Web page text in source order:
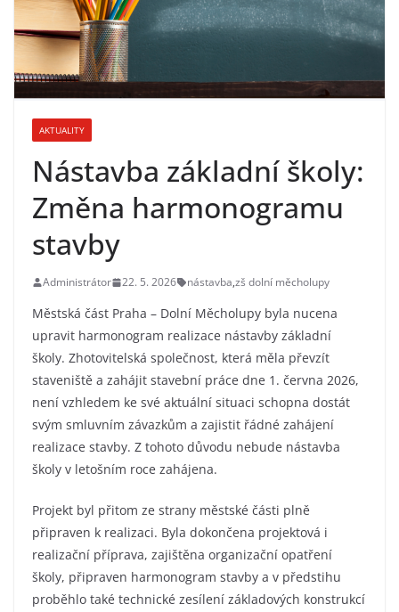
AKTUALITY
Nástavba základní školy:
Změna harmonogramu
stavby
Administrátor 22. 5. 2026 nástavba,zš dolní měcholupy
Městská část Praha – Dolní Měcholupy byla nucena
upravit harmonogram realizace nástavby základní
školy. Zhotovitelská společnost, která měla převzít
staveniště a zahájit stavební práce dne 1. června 2026,
není vzhledem ke své aktuální situaci schopna dostát
svým smluvním závazkům a zajistit řádné zahájení
realizace stavby. Z tohoto důvodu nebude nástavba
školy v letošním roce zahájena.
Projekt byl přitom ze strany městské části plně
připraven k realizaci. Byla dokončena projektová i
realizační příprava, zajištěna organizační opatření
školy, připraven harmonogram stavby a v předstihu
proběhlo také technické zesílení základových konstrukcí